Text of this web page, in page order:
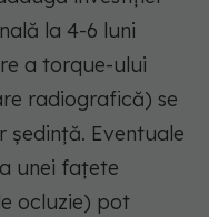
la 4-6 luni
a torque-ului
radiografică) se
ședință. Eventuale
unei fațete
ocluzie) pot